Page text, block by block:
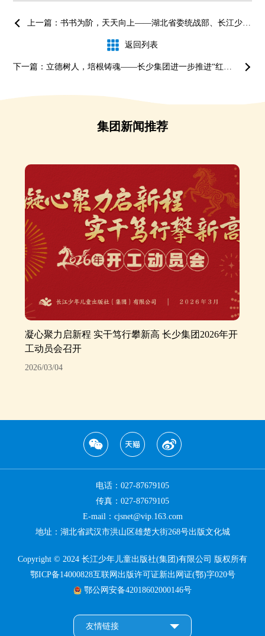
上一篇：书书为阶，天天向上——湖北省委统战部、长江少年儿童出版社到长阳救师口村开展图书捐赠活动
返回列表
下一篇：立德树人，培根铸魂——长少集团进一步推进“红扣子”阅读品牌走向全国
集团新闻推荐
凝心聚力启新程 实干笃行攀新高 长少集团2026年开
工动员会召开
2026/03/04
电话：027-87679105
传真：027-87679105
E-mail：cjsnet@vip.163.com
地址：湖北省武汉市洪山区雄楚大街268号出版文化城
Copyright © 2024 长江少年儿童出版社(集团)有限公司 版权所有
鄂ICP备14000828互联网出版许可证新出网证(鄂)字020号
鄂公网安备42018602000146号
友情链接